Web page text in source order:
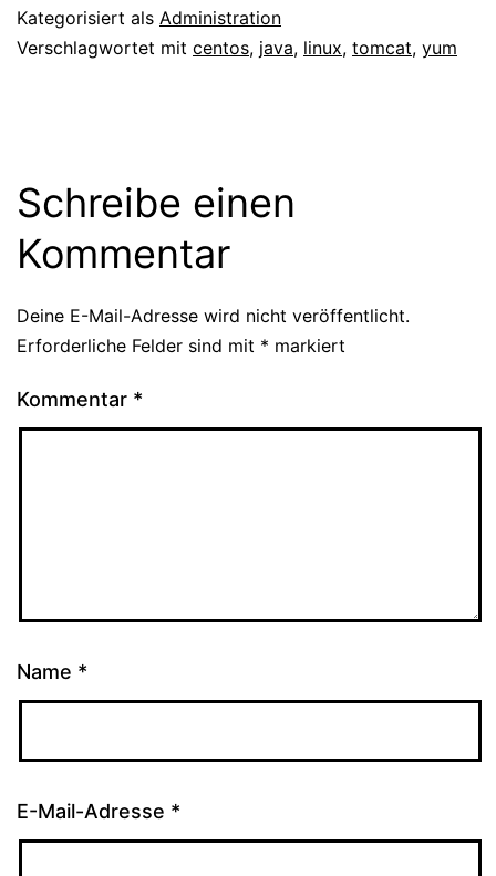
Kategorisiert als Administration
Verschlagwortet mit centos, java, linux, tomcat, yum
Schreibe einen
Kommentar
Deine E-Mail-Adresse wird nicht veröffentlicht.
Erforderliche Felder sind mit * markiert
Kommentar *
Name *
E-Mail-Adresse *